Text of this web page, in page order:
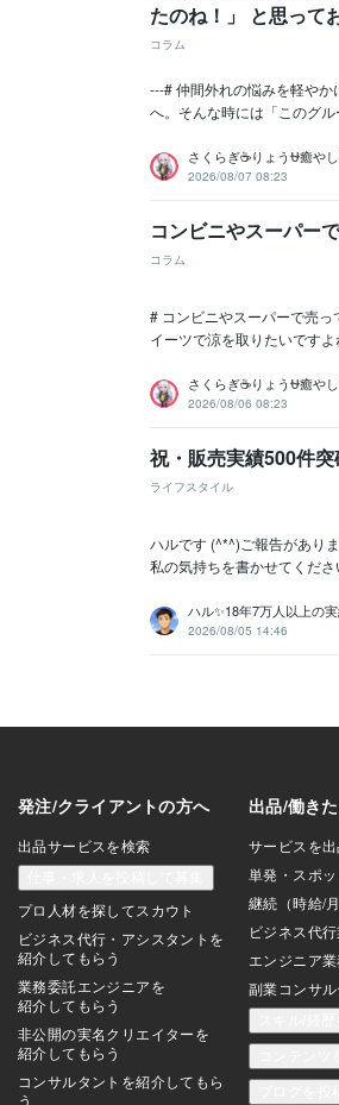
たのね！」 と思って
コラム
---# 仲間外れの悩みを軽や
へ。そんな時には「このグ
さくらぎ☕りょう⛎癒や
2026/08/07 08:23
コンビニやスーパー
コラム
# コンビニやスーパーで売
イーツで涼を取りたいです
さくらぎ☕りょう⛎癒や
2026/08/06 08:23
祝・販売実績500件
ライフスタイル
ハルです (^*^)ご報告があり
私の気持ちを書かせてくだ
ハル✨18年7万人以上の
2026/08/05 14:46